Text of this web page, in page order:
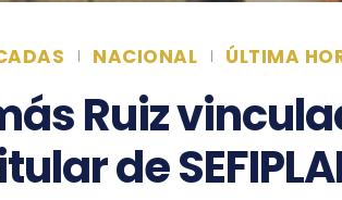
NACIONAL ÚLTIMA
Ruiz
de